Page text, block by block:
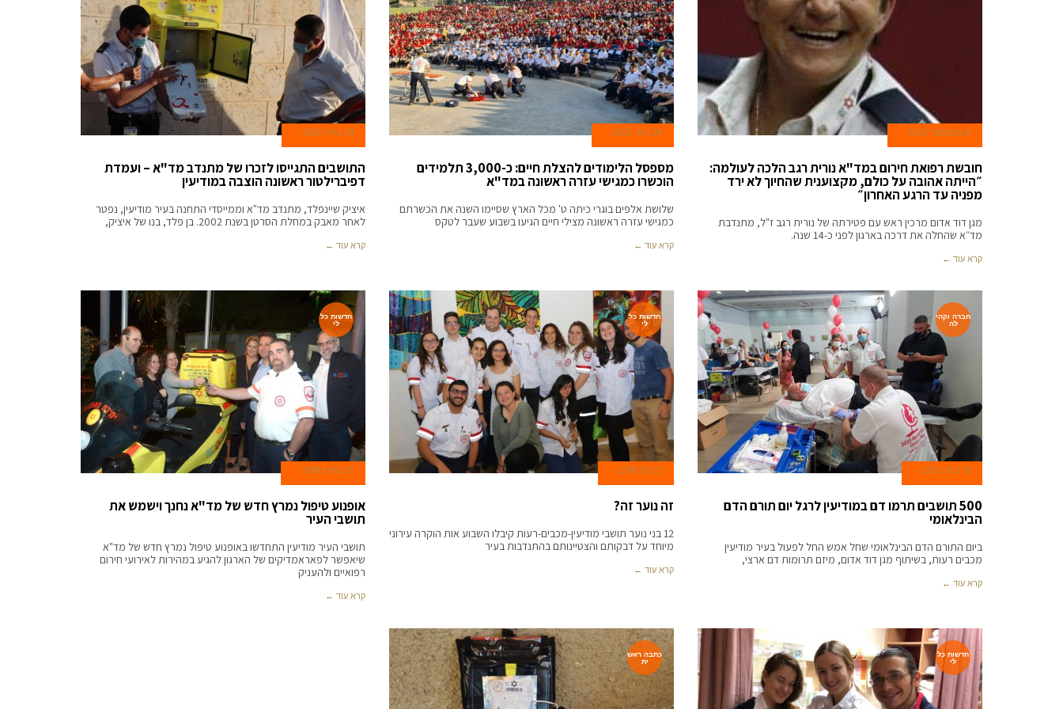
6 בנובמבר 2022
חובשת רפואת חירום במד"א נורית רגב הלכה לעולמה:
״הייתה אהובה על כולם, מקצוענית שהחיוך לא ירד
מפניה עד הרגע האחרון״
מגן דוד אדום מרכין ראש עם פטירתה של נורית רגב ז"ל, מתנדבת
מד״א שהחלה את דרכה בארגון לפני כ-14 שנה.
קרא עוד ←
26 ביוני 2022
מספסל הלימודים להצלת חיים: כ-3,000 תלמידים
הוכשרו כמגישי עזרה ראשונה במד"א
שלושת אלפים בוגרי כיתה ט' מכל הארץ שסיימו השנה את הכשרתם
כמגישי עזרה ראשונה מצילי חיים הגיעו בשבוע שעבר לטקס
קרא עוד ←
29 ביולי 2020
התושבים התגייסו לזכרו של מתנדב מד"א – ועמדת
דפיברילטור ראשונה הוצבה במודיעין
איציק שיינפלד, מתנדב מד"א וממייסדי התחנה בעיר מודיעין, נפטר
לאחר מאבק במחלת הסרטן בשנת 2002. בן פלד, בנו של איציק,
קרא עוד ←
חברה וקהי
לה
15 ביוני 2020
500 תושבים תרמו דם במודיעין לרגל יום תורם הדם
הבינלאומי
ביום התורם הדם הבינלאומי שחל אמש החל לפעול בעיר מודיעין
מכבים רעות, בשיתוף מגן דוד אדום, מיזם תרומות דם ארצי,
קרא עוד ←
חדשות כל
לי
5 ביוני 2018
זה נוער זה?
12 בני נוער תושבי מודיעין-מכבים-רעות קיבלו השבוע אות הוקרה עירוני
מיוחד על דבקותם והצטיינותם בהתנדבות בעיר
קרא עוד ←
חדשות כל
לי
15 במרץ 2018
אופנוע טיפול נמרץ חדש של מד"א נחנך וישמש את
תושבי העיר
תושבי העיר מודיעין התחדשו באופנוע טיפול נמרץ חדש של מד"א
שיאפשר לפאראמדיקים של הארגון להגיע במהירות לאירועי חירום
רפואיים ולהעניק
קרא עוד ←
חדשות כל
לי
כתבה ראש
ית